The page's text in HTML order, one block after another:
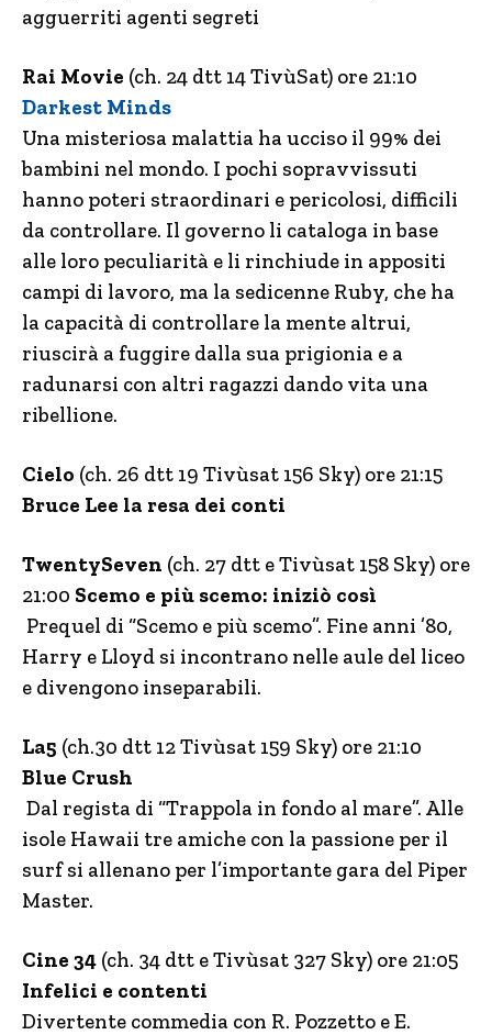
agguerriti agenti segreti
Rai Movie (ch. 24 dtt 14 TivùSat) ore 21:10
Darkest Minds
Una misteriosa malattia ha ucciso il 99% dei
bambini nel mondo. I pochi sopravvissuti
hanno poteri straordinari e pericolosi, difficili
da controllare. Il governo li cataloga in base
alle loro peculiarità e li rinchiude in appositi
campi di lavoro, ma la sedicenne Ruby, che ha
la capacità di controllare la mente altrui,
riuscirà a fuggire dalla sua prigionia e a
radunarsi con altri ragazzi dando vita una
ribellione.
Cielo (ch. 26 dtt 19 Tivùsat 156 Sky) ore 21:15
Bruce Lee la resa dei conti
TwentySeven (ch. 27 dtt e Tivùsat 158 Sky) ore
21:00 Scemo e più scemo: iniziò così
Prequel di “Scemo e più scemo”. Fine anni ’80,
Harry e Lloyd si incontrano nelle aule del liceo
e divengono inseparabili.
La5 (ch.30 dtt 12 Tivùsat 159 Sky) ore 21:10
Blue Crush
Dal regista di “Trappola in fondo al mare”. Alle
isole Hawaii tre amiche con la passione per il
surf si allenano per l’importante gara del Piper
Master.
Cine 34 (ch. 34 dtt e Tivùsat 327 Sky) ore 21:05
Infelici e contenti
Divertente commedia con R. Pozzetto e E.